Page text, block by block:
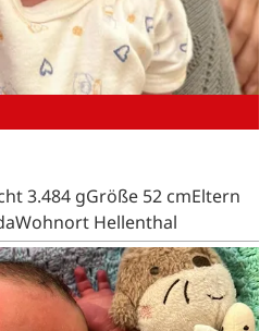
3.484 gGröße 52 cmEltern
Hellenthal